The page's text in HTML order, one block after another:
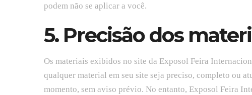
podem não se aplicar a você.
5. Precisão dos
Os materiais exibidos no site da Exposol Feira
qualquer material em seu site seja preciso, completo ou
momento, sem aviso prévio. No entanto, Exposol Feira